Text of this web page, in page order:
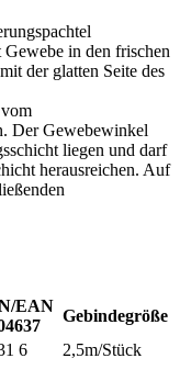
in den frischen
der glatten Seite des
Der Gewebewinkel
liegen und darf
herausreichen. Auf
EAN
Gebindegröße
6 2,5m/Stück